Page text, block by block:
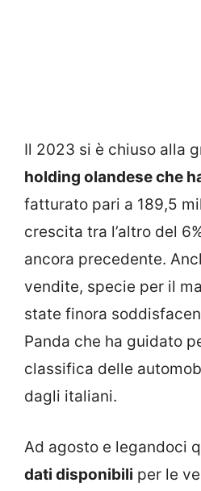
Il 2023 si è chiuso alla
holding olandese che
fatturato pari a 189,5
crescita tra l’altro del
ancora precedente.
vendite, specie per il
state finora
Panda che ha guidato
classifica delle
dagli italiani.
Ad agosto e legandoci
dati disponibili per le